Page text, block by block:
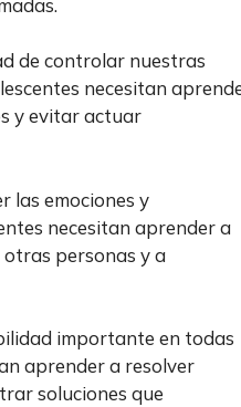
de controlar nuestras
necesitan
y evitar actuar
las emociones y
necesitan aprender a
otras personas y a
importante en todas
aprender a resolver
soluciones que